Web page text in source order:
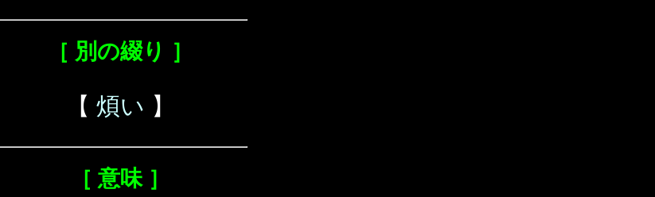
［ 別の綴り ］
【 煩い 】
［ 意味 ］